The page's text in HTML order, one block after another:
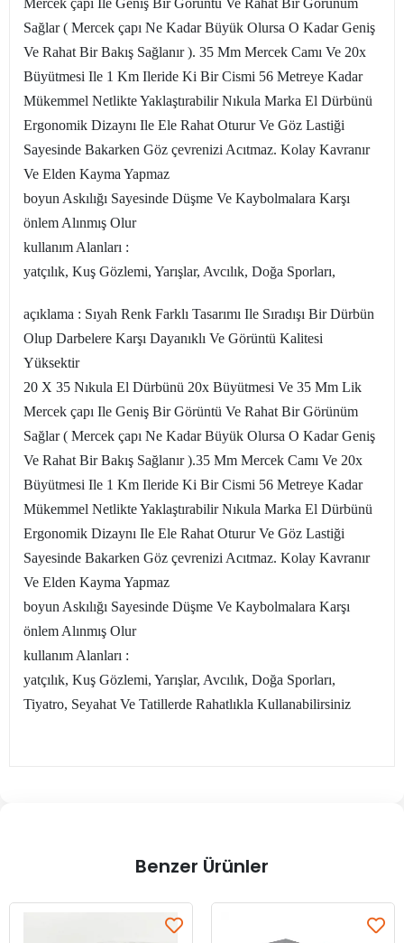
Mercek çapı Ile Geniş Bir Görüntü Ve Rahat Bir Görünüm
Sağlar ( Mercek çapı Ne Kadar Büyük Olursa O Kadar Geniş
Ve Rahat Bir Bakış Sağlanır ). 35 Mm Mercek Camı Ve 20x
Büyütmesi Ile 1 Km Ileride Ki Bir Cismi 56 Metreye Kadar
Mükemmel Netlikte Yaklaştırabilir Nıkula Marka El Dürbünü
Ergonomik Dizaynı Ile Ele Rahat Oturur Ve Göz Lastiği
Sayesinde Bakarken Göz çevrenizi Acıtmaz. Kolay Kavranır
Ve Elden Kayma Yapmaz
boyun Askılığı Sayesinde Düşme Ve Kaybolmalara Karşı
önlem Alınmış Olur
kullanım Alanları :
yatçılık, Kuş Gözlemi, Yarışlar, Avcılık, Doğa Sporları,
açıklama : Sıyah Renk Farklı Tasarımı Ile Sıradışı Bir Dürbün
Olup Darbelere Karşı Dayanıklı Ve Görüntü Kalitesi
Yüksektir
20 X 35 Nıkula El Dürbünü 20x Büyütmesi Ve 35 Mm Lik
Mercek çapı Ile Geniş Bir Görüntü Ve Rahat Bir Görünüm
Sağlar ( Mercek çapı Ne Kadar Büyük Olursa O Kadar Geniş
Ve Rahat Bir Bakış Sağlanır ).35 Mm Mercek Camı Ve 20x
Büyütmesi Ile 1 Km Ileride Ki Bir Cismi 56 Metreye Kadar
Mükemmel Netlikte Yaklaştırabilir Nıkula Marka El Dürbünü
Ergonomik Dizaynı Ile Ele Rahat Oturur Ve Göz Lastiği
Sayesinde Bakarken Göz çevrenizi Acıtmaz. Kolay Kavranır
Ve Elden Kayma Yapmaz
boyun Askılığı Sayesinde Düşme Ve Kaybolmalara Karşı
önlem Alınmış Olur
kullanım Alanları :
yatçılık, Kuş Gözlemi, Yarışlar, Avcılık, Doğa Sporları,
Tiyatro, Seyahat Ve Tatillerde Rahatlıkla Kullanabilirsiniz
Benzer Ürünler